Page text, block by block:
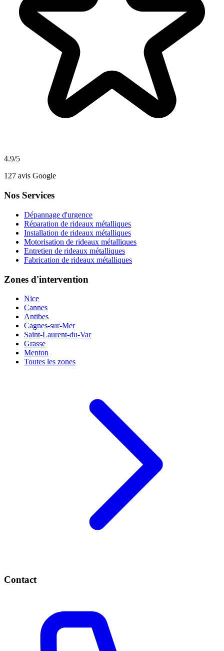
4.9/5
127 avis Google
Nos Services
Dépannage d'urgence
Réparation de rideaux métalliques
Installation de rideaux métalliques
Motorisation de rideaux métalliques
Entretien de rideaux métalliques
Fabrication de rideaux métalliques
Zones d'intervention
Nice
Cannes
Antibes
Cagnes-sur-Mer
Saint-Laurent-du-Var
Grasse
Menton
Toutes les zones
Contact